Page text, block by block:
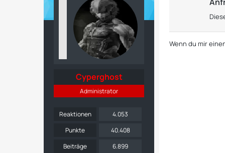
Cyperghost
Administrator
Reaktionen
4.053
Punkte
40.408
Beiträge
6.899
Wenn du mir